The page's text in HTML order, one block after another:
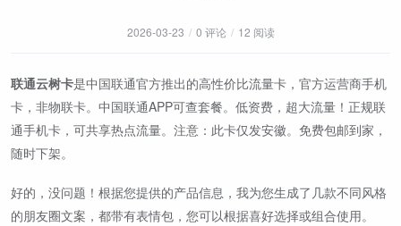
2026-03-23 / 0 评论 / 12 阅读
联通云树卡是中国联通官方推出的高性价比流量卡，官方运营商手机
卡，非物联卡。中国联通APP可查套餐。低资费，超大流量！正规联
通手机卡，可共享热点流量。注意：此卡仅发安徽。免费包邮到家，
随时下架。
好的，没问题！根据您提供的产品信息，我为您生成了几款不同风格
的朋友圈文案，都带有表情包，您可以根据喜好选择或组合使用。